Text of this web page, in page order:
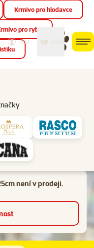
můj
účet
Krmivo pro hlodavce
pro ryby
25cm
0%
není v prodeji.